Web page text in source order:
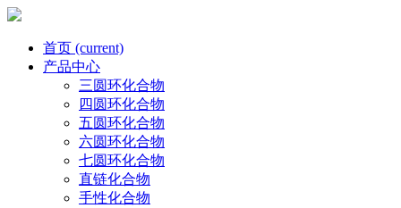
首页 (current)
产品中心
三圆环化合物
四圆环化合物
五圆环化合物
六圆环化合物
七圆环化合物
直链化合物
手性化合物